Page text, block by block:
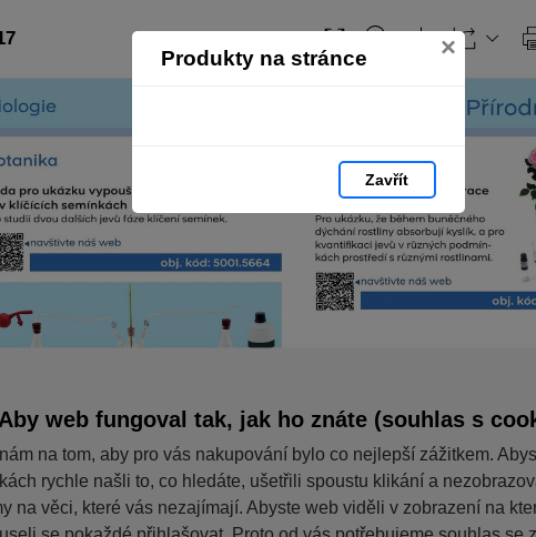
Produkty na stránce ×
Zavřít
Aby web fungoval tak, jak ho znáte (souhlas s
na tom, aby pro vás nakupování bylo co nejlepší zážitkem.
rychle našli to, co hledáte, ušetřili spoustu klikání a
na věci, které vás nezajímají. Abyste web viděli v zobrazení na